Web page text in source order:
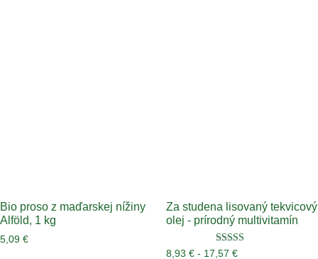
Bio proso z maďarskej nížiny
Alföld, 1 kg
5,09 €
Za studena lisovaný tekvicový
olej - prírodný multivitamín
Hodnotenie
8,93 € - 17,57 €